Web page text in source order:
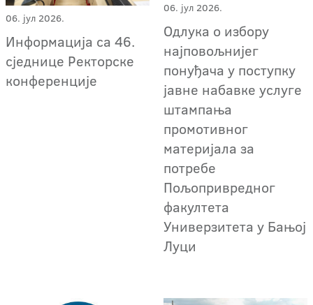
06. јул 2026.
Информација са 46.
сједнице Ректорске
конференције
06. јул 2026.
Oдлука о избору
најповољнијег
понуђача у поступку
јавне набавке услуге
штампања
промотивног
материјала за
потребе
Пољопривредног
факултета
Универзитета у Бањој
Луци